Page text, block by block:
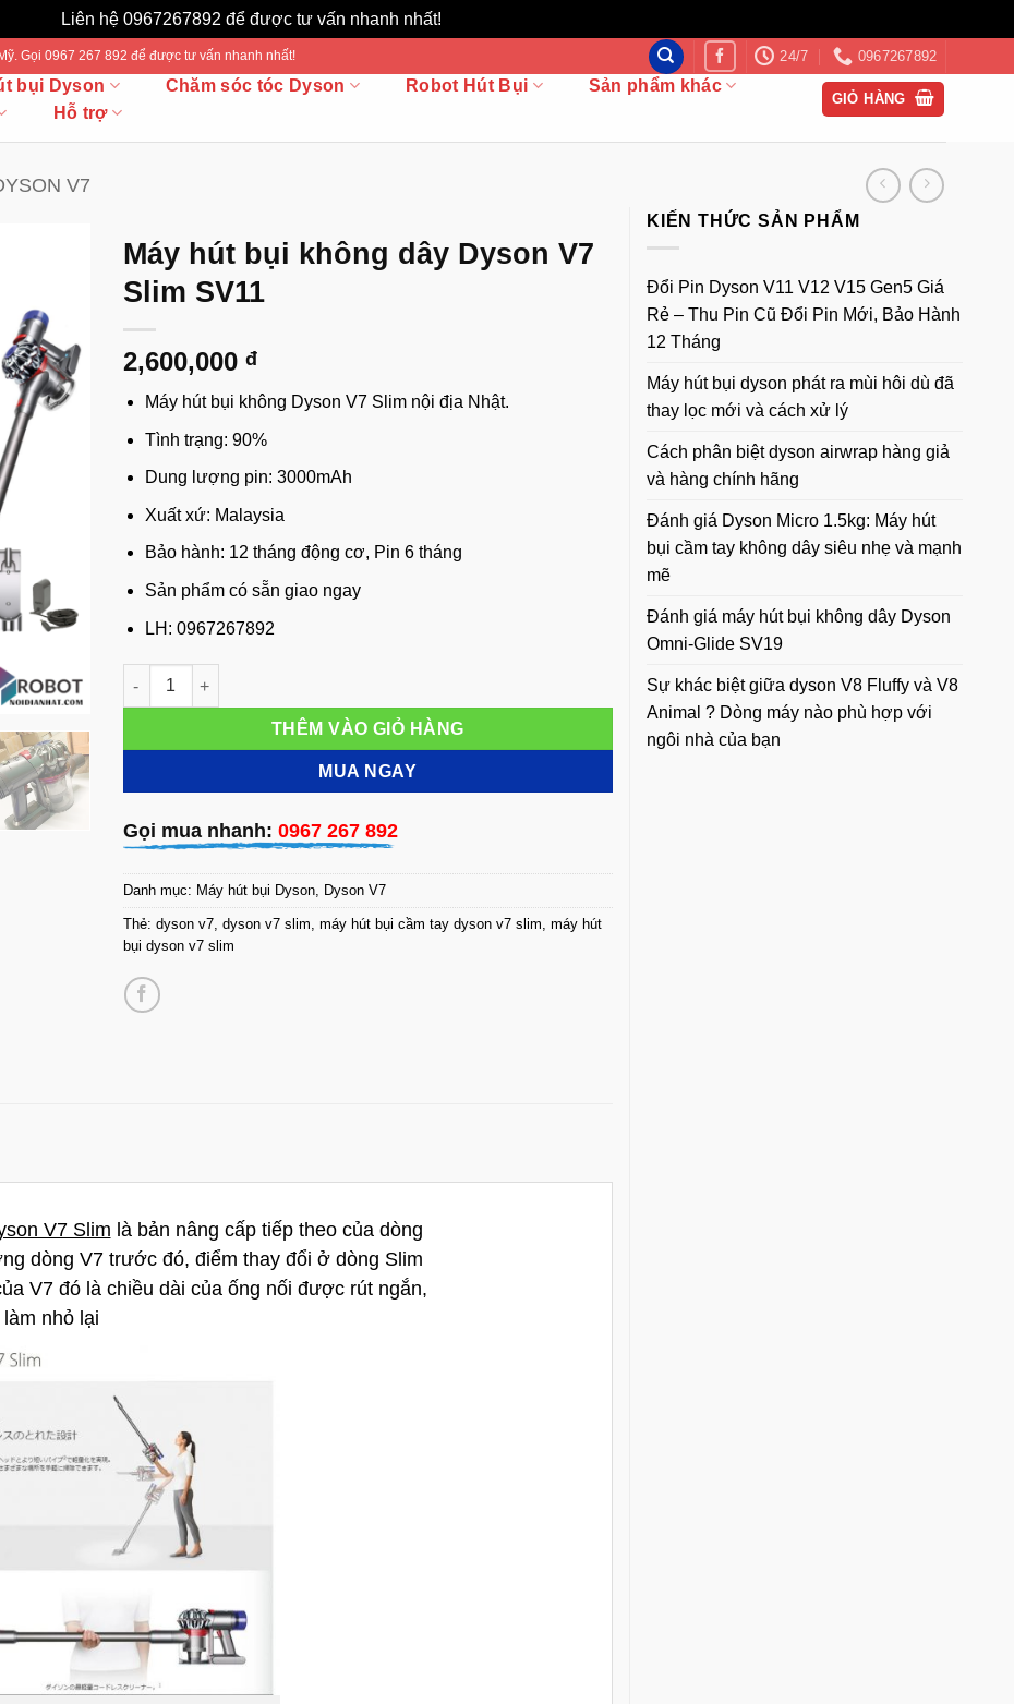
Liên hệ 0967267892 để được tư vấn nhanh nhất!
Gọi 0967 267 892 để được tư vấn nhanh nhất! 24/7 0967267892
bụi Dyson Chăm sóc tóc Dyson Robot Hút Bụi
Sản phẩm khác
Hỗ trợ
GIỎ HÀNG
V7
KIẾN THỨC SẢN PHẨM
Đổi Pin Dyson V11 V12 V15 Gen5 Giá
Rẻ – Thu Pin Cũ Đổi Pin Mới, Bảo Hành
12 Tháng
Máy hút bụi dyson phát ra mùi hôi dù đã
thay lọc mới và cách xử lý
Cách phân biệt dyson airwrap hàng giả
và hàng chính hãng
Đánh giá Dyson Micro 1.5kg: Máy hút
bụi cầm tay không dây siêu nhẹ và mạnh
mẽ
Đánh giá máy hút bụi không dây Dyson
Omni-Glide SV19
Sự khác biệt giữa dyson V8 Fluffy và V8
Animal ? Dòng máy nào phù hợp với
ngôi nhà của bạn
Máy hút bụi không dây Dyson V7
Slim SV11
2,600,000 đ
Máy hút bụi không Dyson V7 Slim nội địa Nhật.
Tình trạng: 90%
Dung lượng pin: 3000mAh
Xuất xứ: Malaysia
Bảo hành: 12 tháng động cơ, Pin 6 tháng
Sản phẩm có sẵn giao ngay
LH: 0967267892
Máy hút bụi không dây Dyson V7 Slim SV11 số lượng
THÊM VÀO GIỎ HÀNG
MUA NGAY
Gọi mua nhanh: 0967 267 892
Danh mục: Máy hút bụi Dyson, Dyson V7
Thẻ: dyson v7, dyson v7 slim, máy hút bụi cầm tay dyson v7 slim, máy hút
bụi dyson v7 slim
V7 Slim là bản nâng cấp tiếp theo của dòng
dòng V7 trước đó, điểm thay đổi ở dòng Slim
V7 đó là chiều dài của ống nối được rút ngắn,
nhỏ lại